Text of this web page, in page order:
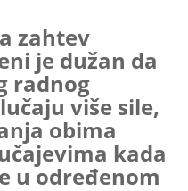
zahtev
je dužan da
radnog
više sile,
obima
kada
u određenom